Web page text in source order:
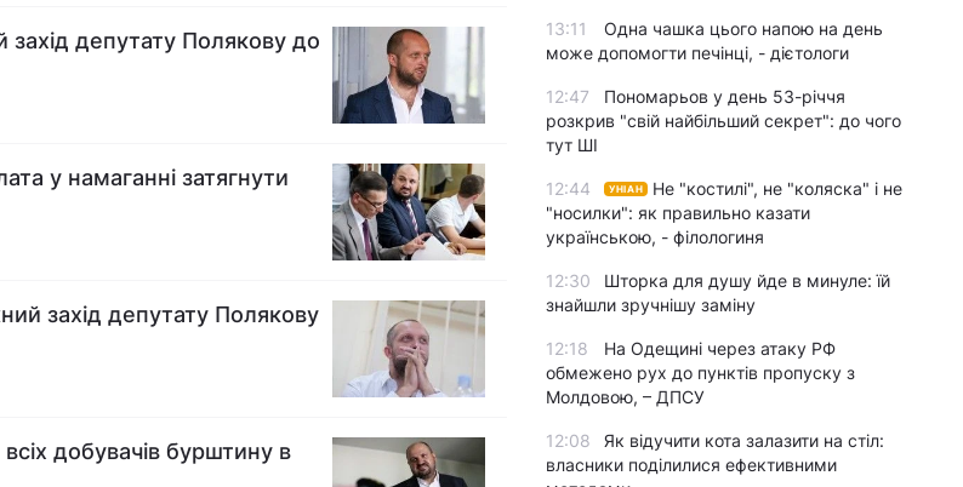
депутату Полякову до
у намаганні затягнути
захід депутату Полякову
добувачів бурштину в
13:11
Одна чашка цього напою на день
може допомогти печінці, - дієтологи
12:47
Пономарьов у день 53-річчя
розкрив "свій найбільший секрет": до чого
тут ШІ
12:44 УНІАН
Не "костилі", не "коляска" і не
"носилки": як правильно казати
українською, - філологиня
12:30
Шторка для душу йде в минуле: їй
знайшли зручнішу заміну
12:18
На Одещині через атаку РФ
обмежено рух до пунктів пропуску з
Молдовою, – ДПСУ
12:08
Як відучити кота залазити на стіл:
власники поділилися ефективними